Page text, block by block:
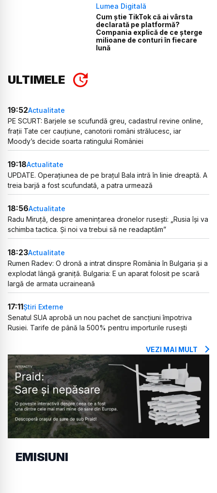
Lumea Digitală
Cum știe TikTok că ai vârsta
declarată pe platformă?
Compania explică de ce șterge
milioane de conturi în fiecare
lună
ULTIMELE
19:52Actualitate
PE SCURT: Barjele se scufundă greu, cadastrul revine online,
frații Tate cer cauțiune, canotorii români strălucesc, iar
Moody’s decide soarta ratingului României
19:18Actualitate
UPDATE. Operațiunea de pe brațul Bala intră în linie dreaptă. A
treia barjă a fost scufundată, a patra urmează
18:56Actualitate
Radu Miruță, despre amenințarea dronelor rusești: „Rusia își va
schimba tactica. Și noi va trebui să ne readaptăm”
18:23Actualitate
Rumen Radev: O dronă a intrat dinspre România în Bulgaria și a
explodat lângă graniță. Bulgaria: E un aparat folosit pe scară
largă de armata ucraineană
17:11Știri Externe
Senatul SUA aprobă un nou pachet de sancțiuni împotriva
Rusiei. Tarife de până la 500% pentru importurile rusești
VEZI MAI MULT
EMISIUNI